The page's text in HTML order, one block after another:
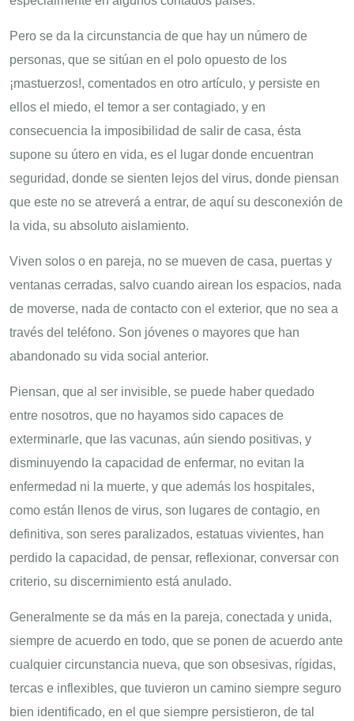
Pero se da la circunstancia de que hay un número de
personas, que se sitúan en el polo opuesto de los
¡mastuerzos!, comentados en otro artículo, y persiste en
ellos el miedo, el temor a ser contagiado, y en
consecuencia la imposibilidad de salir de casa, ésta
supone su útero en vida, es el lugar donde encuentran
seguridad, donde se sienten lejos del virus, donde piensan
que este no se atreverá a entrar, de aquí su desconexión de
la vida, su absoluto aislamiento.
Viven solos o en pareja, no se mueven de casa, puertas y
ventanas cerradas, salvo cuando airean los espacios, nada
de moverse, nada de contacto con el exterior, que no sea a
través del teléfono. Son jóvenes o mayores que han
abandonado su vida social anterior.
Piensan, que al ser invisible, se puede haber quedado
entre nosotros, que no hayamos sido capaces de
exterminarle, que las vacunas, aún siendo positivas, y
disminuyendo la capacidad de enfermar, no evitan la
enfermedad ni la muerte, y que además los hospitales,
como están llenos de virus, son lugares de contagio, en
definitiva, son seres paralizados, estatuas vivientes, han
perdido la capacidad, de pensar, reflexionar, conversar con
criterio, su discernimiento está anulado.
Generalmente se da más en la pareja, conectada y unida,
siempre de acuerdo en todo, que se ponen de acuerdo ante
cualquier circunstancia nueva, que son obsesivas, rígidas,
tercas e inflexibles, que tuvieron un camino siempre seguro
bien identificado, en el que siempre persistieron, de tal